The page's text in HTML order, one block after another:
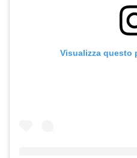
Visualizza questo